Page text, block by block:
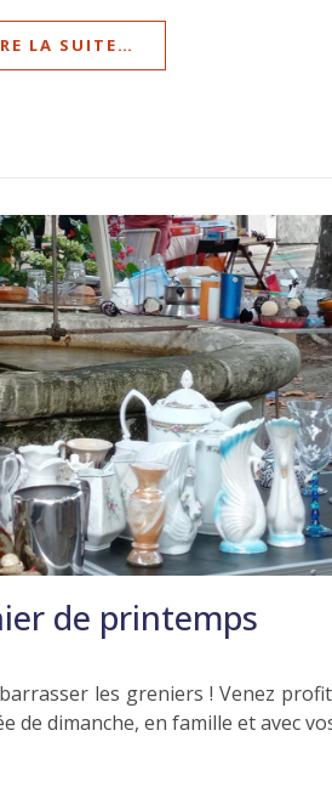
LA SUITE…
de printemps
les greniers ! Venez
dimanche, en famille et avec